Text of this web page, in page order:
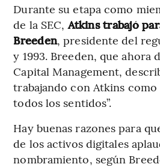
Durante su etapa como
de la SEC,Atkins trabajó
Breeden, presidente del
y 1993. Breeden, que ahora
Capital Management,
trabajando con Atkins como
todos los sentidos”.
Hay buenas razones para
de los activos digitales
nombramiento, según